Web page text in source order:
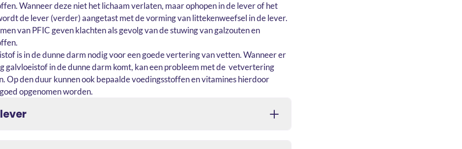
Wanneer deze niet het lichaam verlaten, maar ophopen in de lever of het
de lever (verder) aangetast met de vorming van littekenweefsel in de lever.
van PFIC geven klachten als gevolg van de stuwing van galzouten en
is in de dunne darm nodig voor een goede vertering van vetten. Wanneer er
galvloeistof in de dunne darm komt, kan een probleem met de vetvertering
Op den duur kunnen ook bepaalde voedingsstoffen en vitamines hierdoor
opgenomen worden.